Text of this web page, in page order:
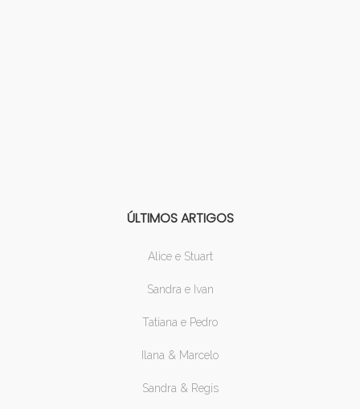
ÚLTIMOS ARTIGOS
Alice e Stuart
Sandra e Ivan
Tatiana e Pedro
Ilana & Marcelo
Sandra & Regis